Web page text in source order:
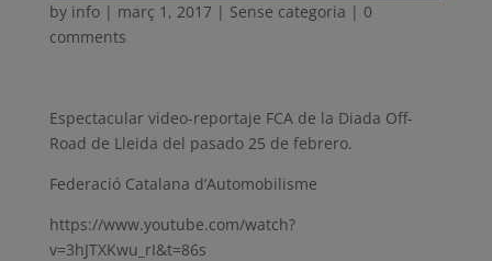
by info| març 1, 2017 | Sense categoria | 0
comments
Espectacular video-reportaje FCA de la Diada Off-
Road de Lleida del pasado 25 de febrero.
Federació Catalana d’Automobilisme
https://www.youtube.com/watch?
v=3hJTXKwu_rI&t=86s